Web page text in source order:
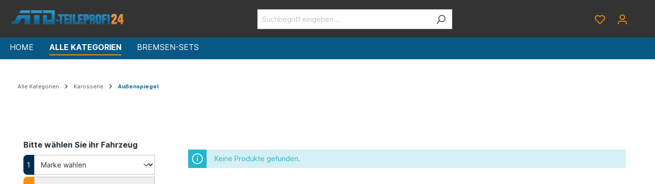
HOME ALLE KATEGORIEN BREMSEN-SETS
Alle Kategorien Karosserie Außenspiegel
Bitte wählen Sie ihr Fahrzeug
1
Keine Produkte gefunden.